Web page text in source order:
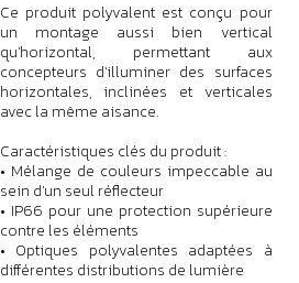
Ce produit polyvalent est conçu pour
un montage aussi bien vertical
qu'horizontal, permettant aux
concepteurs d'illuminer des surfaces
horizontales, inclinées et verticales
avec la même aisance.
Caractéristiques clés du produit :
• Mélange de couleurs impeccable au
sein d'un seul réflecteur
• IP66 pour une protection supérieure
contre les éléments
• Optiques polyvalentes adaptées à
différentes distributions de lumière